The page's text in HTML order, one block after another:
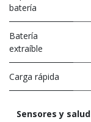
batería
Batería
extraíble
Carga rápida
Sensores y salud